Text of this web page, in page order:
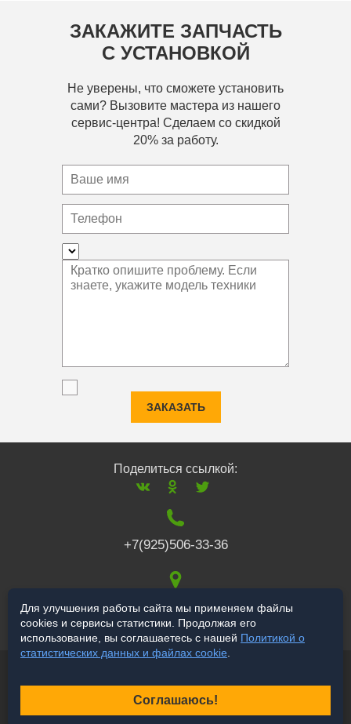
ЗАКАЖИТЕ ЗАПЧАСТЬ
С УСТАНОВКОЙ
Не уверены, что сможете установить
сами? Вызовите мастера из нашего
сервис-центра! Сделаем со скидкой
20% за работу.
ЗАКАЗАТЬ
Поделиться ссылкой:
+7(925)506-33-36
117519,г. Москва,
Варшавское ш., 132
Продвижение сайта
Для улучшения работы сайта мы применяем файлы
cookies и сервисы статистики. Продолжая его
использование, вы соглашаетесь с нашей Политикой о
статистических данных и файлах cookie
Соглашаюсь!